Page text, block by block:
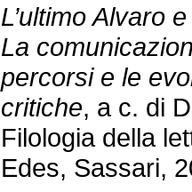
L’ultimo Alvaro
La
percorsi e le
critiche, a c. di
Filologia della
Edes, Sassari,